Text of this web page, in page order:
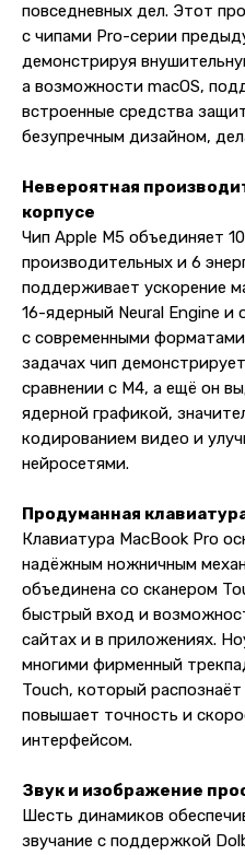
повседневных дел. Этот
с чипами Pro-серии
демонстрируя
а возможности macOS,
встроенные средства
безупречным дизайном,
Невероятная
корпусе
Чип Apple M5 объединяет
производительных и 6
поддерживает ускорение
16-ядерный Neural Engine
с современными
задачах чип
сравнении с M4, а ещё он
ядерной графикой,
кодированием видео и
нейросетями.
Продуманная
Клавиатура MacBook Pro
надёжным ножничным
объединена со сканером
быстрый вход и
сайтах и в приложениях.
многими фирменный
Touch, который
повышает точность и
интерфейсом.
Звук и изображение
Шесть динамиков
звучание с поддержкой